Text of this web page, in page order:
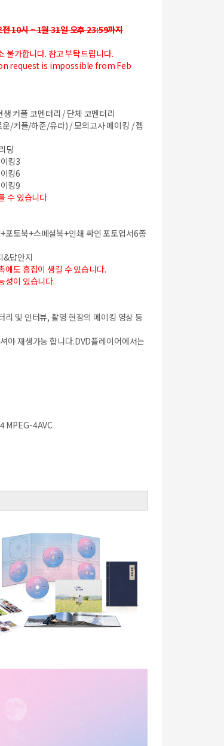
10시 ~ 1월 31일 오후 23:59까지
불가합니다. 참고 부탁드립니다.
request is impossible from Feb
커플 코멘터리 / 단체 코멘터리
/커플/하준/유라) / 모의고사 메이킹 / 젭
딩
킹3
킹6
킹9
수 있습니다
포토북+스폐셜북+인쇄 싸인 포토엽서6종
&답안지
에도 흠집이 생길 수 있습니다.
성이 있습니다.
및 인터뷰, 촬영 현장의 메이킹 영상 등
야 재생가능 합니다.DVD플레이어에서는
MPEG-4AVC